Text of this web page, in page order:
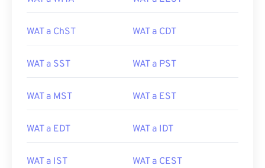
WAT a ChST WAT a CDT
WAT a SST WAT a PST
WAT a MST WAT a EST
WAT a EDT WAT a IDT
WAT a IST WAT a CEST